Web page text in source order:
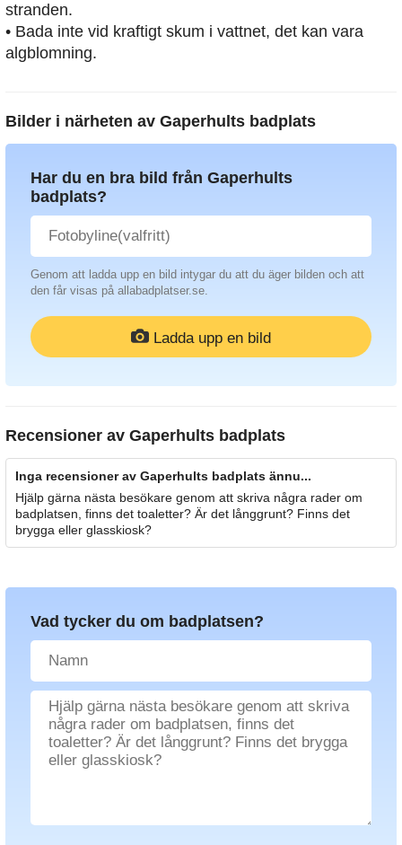
stranden.
• Bada inte vid kraftigt skum i vattnet, det kan vara
algblomning.
Bilder i närheten av Gaperhults badplats
Har du en bra bild från Gaperhults
badplats?
Genom att ladda upp en bild intygar du att du äger bilden och att
den får visas på allabadplatser.se.
Ladda upp en bild
Recensioner av Gaperhults badplats
Inga recensioner av Gaperhults badplats ännu...
Hjälp gärna nästa besökare genom att skriva några rader om
badplatsen, finns det toaletter? Är det långgrunt? Finns det
brygga eller glasskiosk?
Vad tycker du om badplatsen?